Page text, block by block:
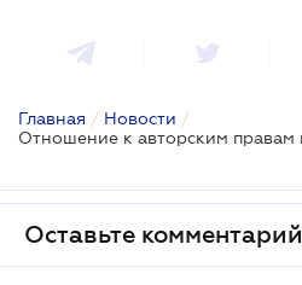
Главная / Новости /
Оставьте комментарий